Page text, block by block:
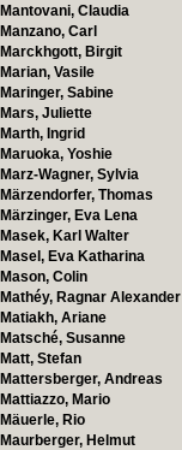
Mantovani, Claudia
Manzano, Carl
Marckhgott, Birgit
Marian, Vasile
Maringer, Sabine
Mars, Juliette
Marth, Ingrid
Maruoka, Yoshie
Marz-Wagner, Sylvia
Märzendorfer, Thomas
Märzinger, Eva Lena
Masek, Karl Walter
Masel, Eva Katharina
Mason, Colin
Mathéy, Ragnar Alexander
Matiakh, Ariane
Matsché, Susanne
Matt, Stefan
Mattersberger, Andreas
Mattiazzo, Mario
Mäuerle, Rio
Maurberger, Helmut